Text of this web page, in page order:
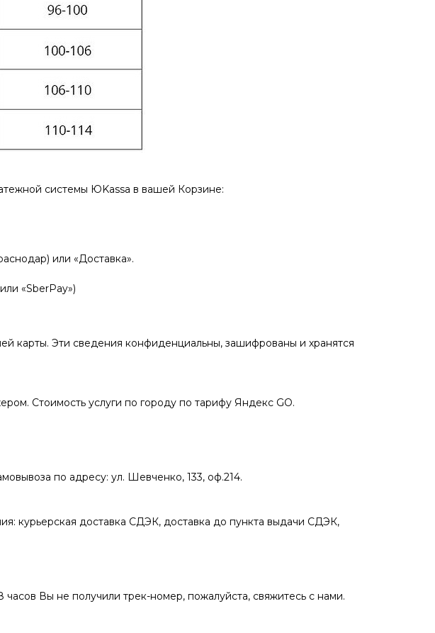
системы ЮKassа в вашей Корзине:
или «Доставка».
«SberPay»)
карты. Эти сведения конфиденциальны, зашифрованы и хранятся
Стоимость услуги по городу по тарифу Яндекс GO.
по адресу: ул. Шевченко, 133, оф.214.
курьерская доставка СДЭК, доставка до пункта выдачи СДЭК,
Вы не получили трек-номер, пожалуйста, свяжитесь с нами.